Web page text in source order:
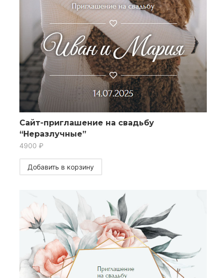
Сайт-приглашение на свадьбу
“Неразлучные”
4900 ₽
Добавить в корзину